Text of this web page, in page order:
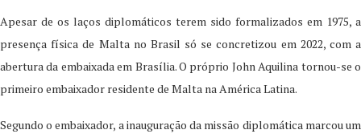
Apesar de os laços diplomáticos terem sido formalizados em 1975, a
presença física de Malta no Brasil só se concretizou em 2022, com a
abertura da embaixada em Brasília. O próprio John Aquilina tornou-se o
primeiro embaixador residente de Malta na América Latina.
Segundo o embaixador, a inauguração da missão diplomática marcou um